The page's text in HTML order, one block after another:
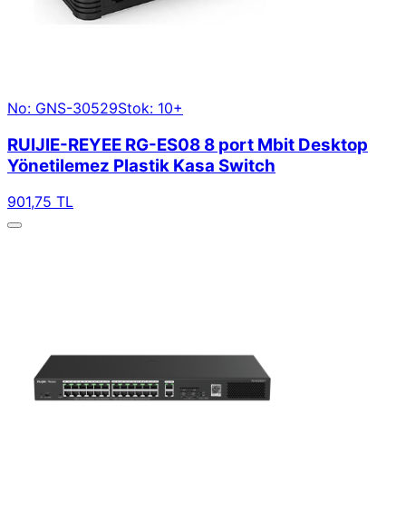
No: GNS-30529Stok: 10+
RUIJIE-REYEE RG-ES08 8 port Mbit Desktop
Yönetilemez Plastik Kasa Switch
901,75 TL